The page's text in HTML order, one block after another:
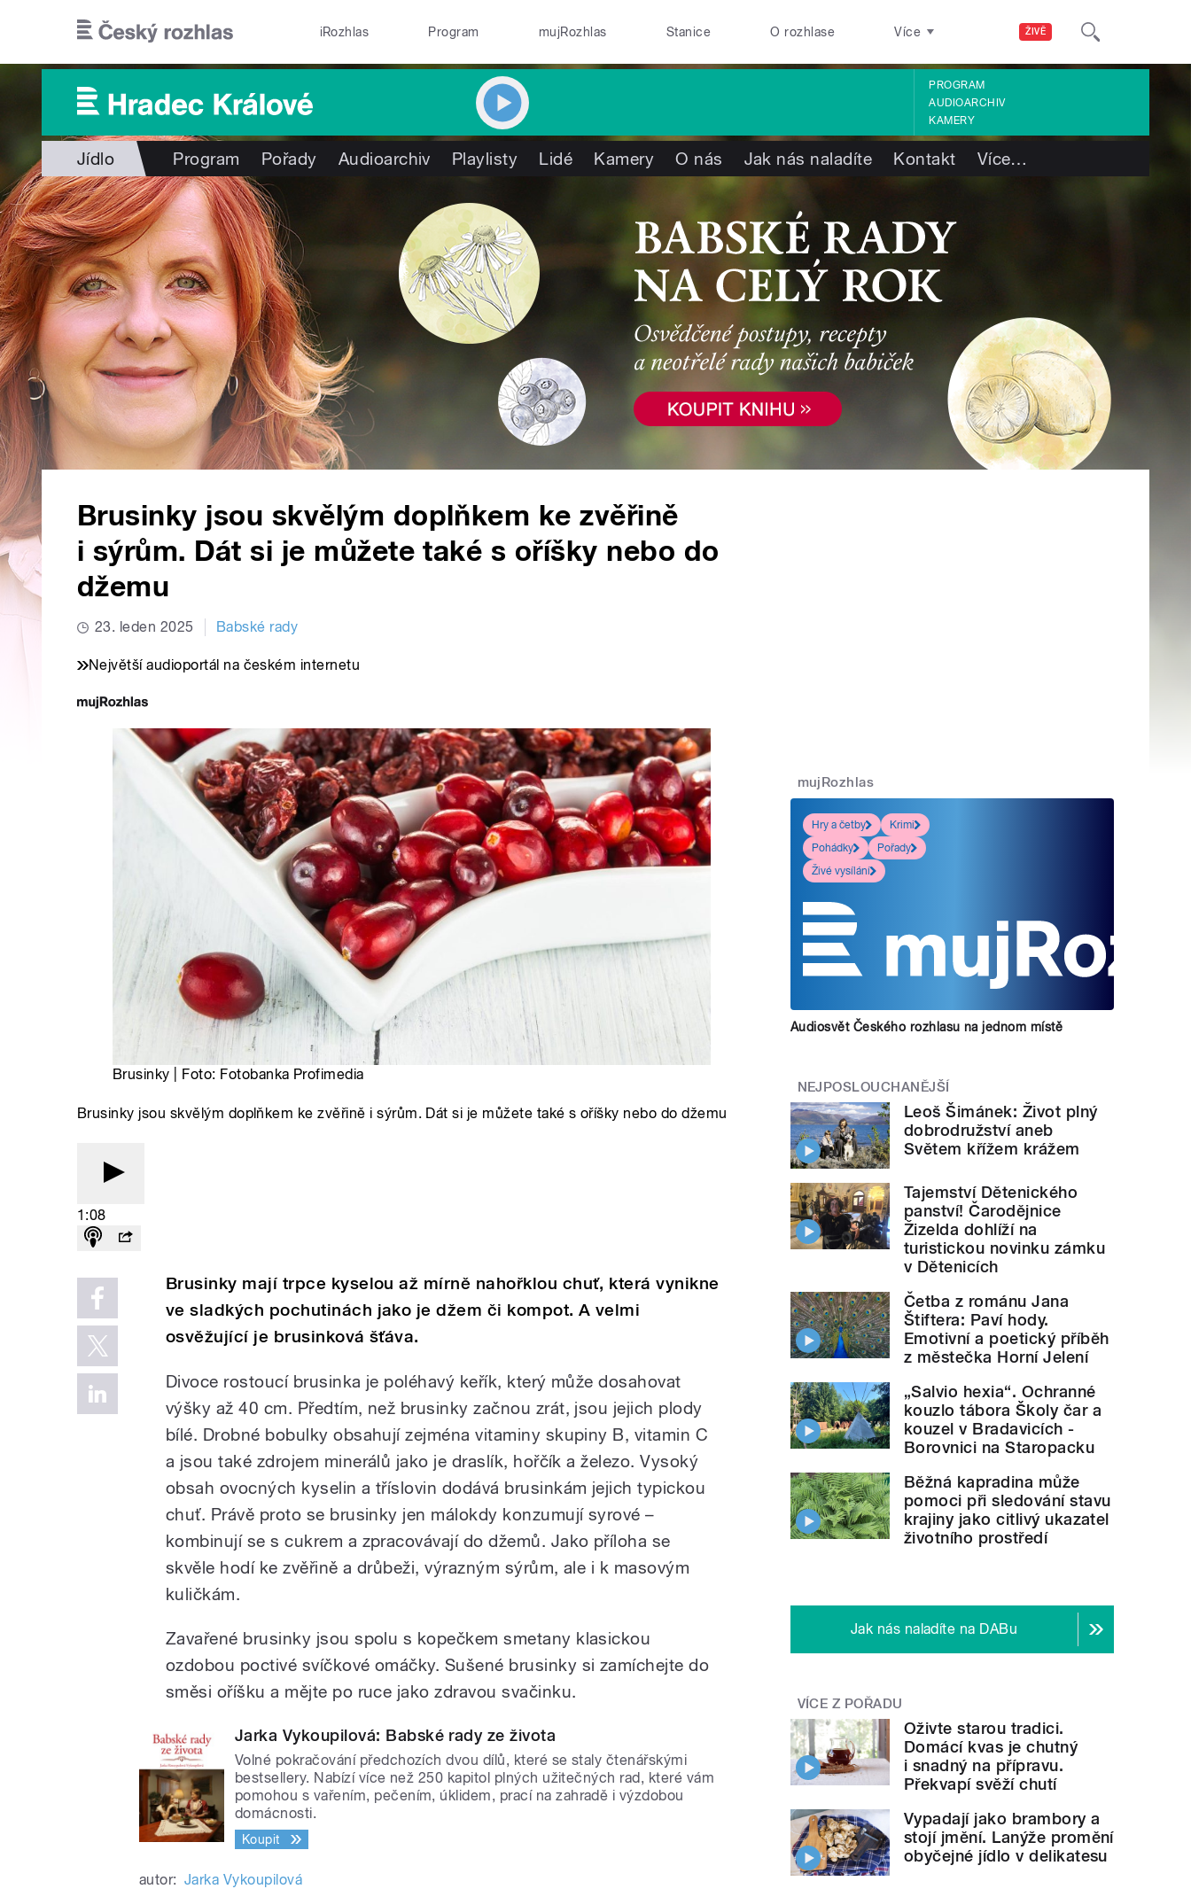
ŽIVĚ
iRozhlas Program mujRozhlas Stanice O rozhlase Více
PROGRAM
AUDIOARCHIV
KAMERY
Jídlo Program Pořady Audioarchiv Playlisty Lidé Kamery O nás Jak nás naladíte Kontakt Více…
Brusinky jsou skvělým doplňkem ke zvěřině
i sýrům. Dát si je můžete také s oříšky nebo do
džemu
23. leden 2025 Babské rady
Největší audioportál na českém internetu
Brusinky | Foto: Fotobanka Profimedia
Brusinky jsou skvělým doplňkem ke zvěřině i sýrům. Dát si je můžete také s oříšky nebo do džemu
1:08
Brusinky mají trpce kyselou až mírně nahořklou chuť, která vynikne
ve sladkých pochutinách jako je džem či kompot. A velmi
osvěžující je brusinková šťáva.
Divoce rostoucí brusinka je poléhavý keřík, který může dosahovat
výšky až 40 cm. Předtím, než brusinky začnou zrát, jsou jejich plody
bílé. Drobné bobulky obsahují zejména vitaminy skupiny B, vitamin C
a jsou také zdrojem minerálů jako je draslík, hořčík a železo. Vysoký
obsah ovocných kyselin a tříslovin dodává brusinkám jejich typickou
chuť. Právě proto se brusinky jen málokdy konzumují syrové –
kombinují se s cukrem a zpracovávají do džemů. Jako příloha se
skvěle hodí ke zvěřině a drůbeži, výrazným sýrům, ale i k masovým
kuličkám.
Zavařené brusinky jsou spolu s kopečkem smetany klasickou
ozdobou poctivé svíčkové omáčky. Sušené brusinky si zamíchejte do
směsi oříšku a mějte po ruce jako zdravou svačinku.
Jarka Vykoupilová: Babské rady ze života
Volné pokračování předchozích dvou dílů, které se staly čtenářskými
bestsellery. Nabízí více než 250 kapitol plných užitečných rad, které vám
pomohou s vařením, pečením, úklidem, prací na zahradě i výzdobou
domácnosti.
Koupit
autor: Jarka Vykoupilová
mujRozhlas
Hry a četby
Krimi
Pohádky
Pořady
Živé vysílání
Audiosvět Českého rozhlasu na jednom místě
NEJPOSLOUCHANĚJŠÍ
Leoš Šimánek: Život plný
dobrodružství aneb
Světem křížem krážem
Tajemství Dětenického
panství! Čarodějnice
Žizelda dohlíží na
turistickou novinku zámku
v Dětenicích
Četba z románu Jana
Štiftera: Paví hody.
Emotivní a poetický příběh
z městečka Horní Jelení
„Salvio hexia“. Ochranné
kouzlo tábora Školy čar a
kouzel v Bradavicích -
Borovnici na Staropacku
Běžná kapradina může
pomoci při sledování stavu
krajiny jako citlivý ukazatel
životního prostředí
Jak nás naladíte na DABu
VÍCE Z POŘADU
Oživte starou tradici.
Domácí kvas je chutný
i snadný na přípravu.
Překvapí svěží chutí
Vypadají jako brambory a
stojí jmění. Lanýže promění
obyčejné jídlo v delikatesu